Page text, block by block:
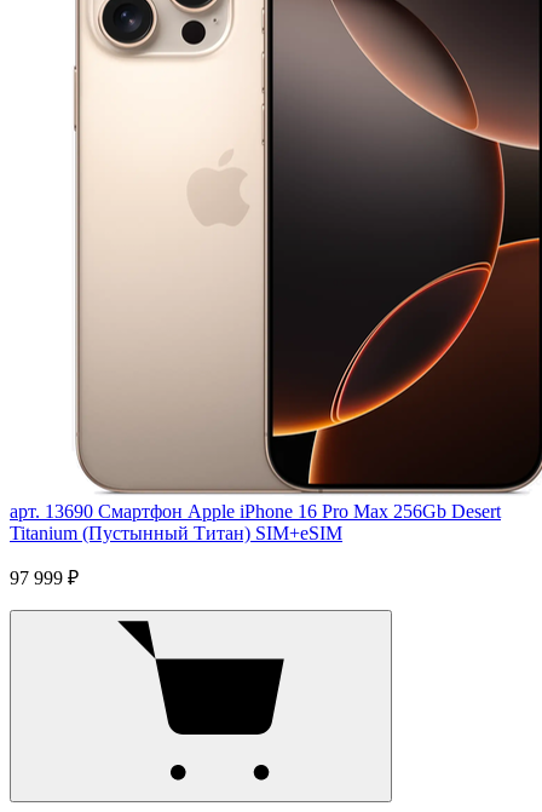
арт. 13690 Смартфон Apple iPhone 16 Pro Max 256Gb Desert
Titanium (Пустынный Титан) SIM+eSIM
97 999 ₽